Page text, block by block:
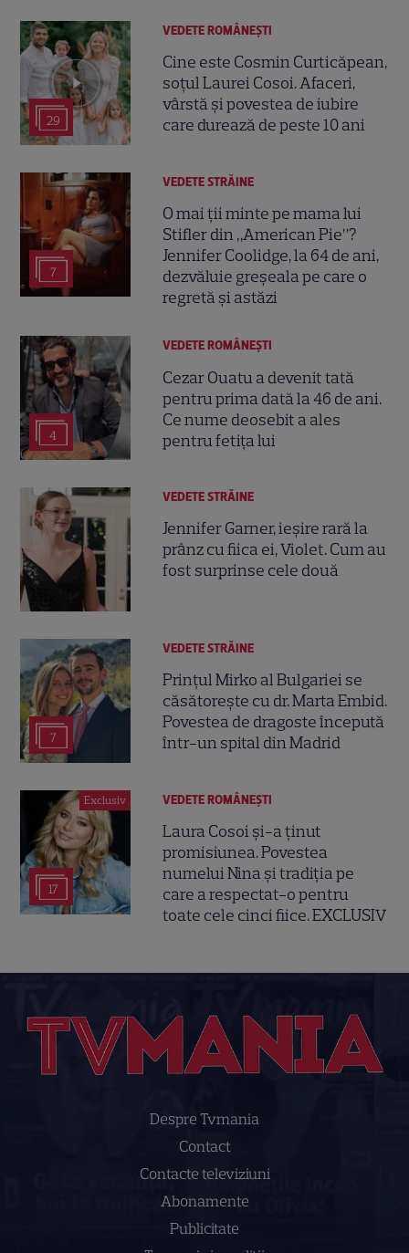
29
VEDETE ROMÂNEŞTI
Cine este Cosmin Curticăpean,
soțul Laurei Cosoi. Afaceri,
vârstă și povestea de iubire
care durează de peste 10 ani
7
VEDETE STRĂINE
O mai ții minte pe mama lui
Stifler din „American Pie”?
Jennifer Coolidge, la 64 de ani,
dezvăluie greșeala pe care o
regretă și astăzi
4
VEDETE ROMÂNEŞTI
Cezar Ouatu a devenit tată
pentru prima dată la 46 de ani.
Ce nume deosebit a ales
pentru fetița lui
VEDETE STRĂINE
Jennifer Garner, ieșire rară la
prânz cu fiica ei, Violet. Cum au
fost surprinse cele două
7
VEDETE STRĂINE
Prințul Mirko al Bulgariei se
căsătorește cu dr. Marta Embid.
Povestea de dragoste începută
într-un spital din Madrid
Exclusiv
17
VEDETE ROMÂNEŞTI
Laura Cosoi și-a ținut
promisiunea. Povestea
numelui Nina și tradiția pe
care a respectat-o pentru
toate cele cinci fiice. EXCLUSIV
Despre Tvmania
Contact
Contacte televiziuni
Abonamente
Publicitate